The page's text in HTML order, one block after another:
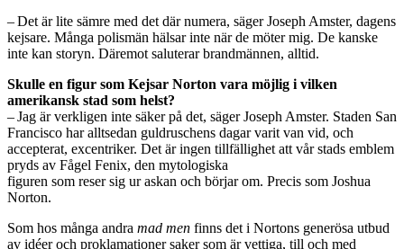
– Det är lite sämre med det där numera, säger Joseph Amster, dagens
kejsare. Många polismän hälsar inte när de möter mig. De kanske
inte kan storyn. Däremot saluterar brandmännen, alltid.
Skulle en figur som Kejsar Norton vara möjlig i vilken
amerikansk stad som helst?
– Jag är verkligen inte säker på det, säger Joseph Amster. Staden San
Francisco har alltsedan guldruschens dagar varit van vid, och
accepterat, excentriker. Det är ingen tillfällighet att vår stads emblem
pryds av Fågel Fenix, den mytologiska
figuren som reser sig ur askan och börjar om. Precis som Joshua
Norton.
Som hos många andra mad men finns det i Nortons generösa utbud
av idéer och proklamationer saker som är vettiga, till och med